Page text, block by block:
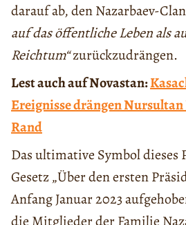
darauf ab, den Nazarbaev-
auf das öffentliche Leben als
Reichtum“zurückzudrängen.
Lest auch auf Novastan:
Ereignisse drängen Nursultan
Rand
Das ultimative Symbol dieses
Gesetz „Über den ersten
Anfang Januar 2023
die Mitglieder der Familie